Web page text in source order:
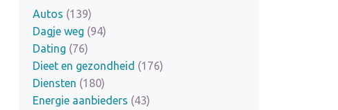
Autos (139)
Dagje weg (94)
Dating (76)
Dieet en gezondheid (176)
Diensten (180)
Energie aanbieders (43)